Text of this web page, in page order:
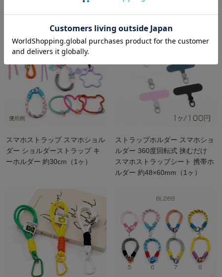
スマホストラップ スマホショル
ダー ショルダーストラップ キ
ーホルダー 約30cm（1ヶ）
ストラップホルダー スマホショ
ルダー 360度回転式 挟むだけ
スマホストラップシート 携帯ホ
ルダー 約48×60mm（1ヶ）